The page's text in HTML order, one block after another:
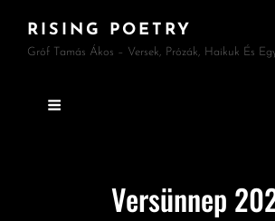
RISING POETRY
Gróf Tamás Ákos – Versek, Prózák, Haikuk És
Versünnep